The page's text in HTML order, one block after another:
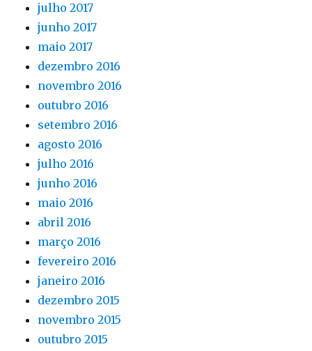
julho 2017
junho 2017
maio 2017
dezembro 2016
novembro 2016
outubro 2016
setembro 2016
agosto 2016
julho 2016
junho 2016
maio 2016
abril 2016
março 2016
fevereiro 2016
janeiro 2016
dezembro 2015
novembro 2015
outubro 2015